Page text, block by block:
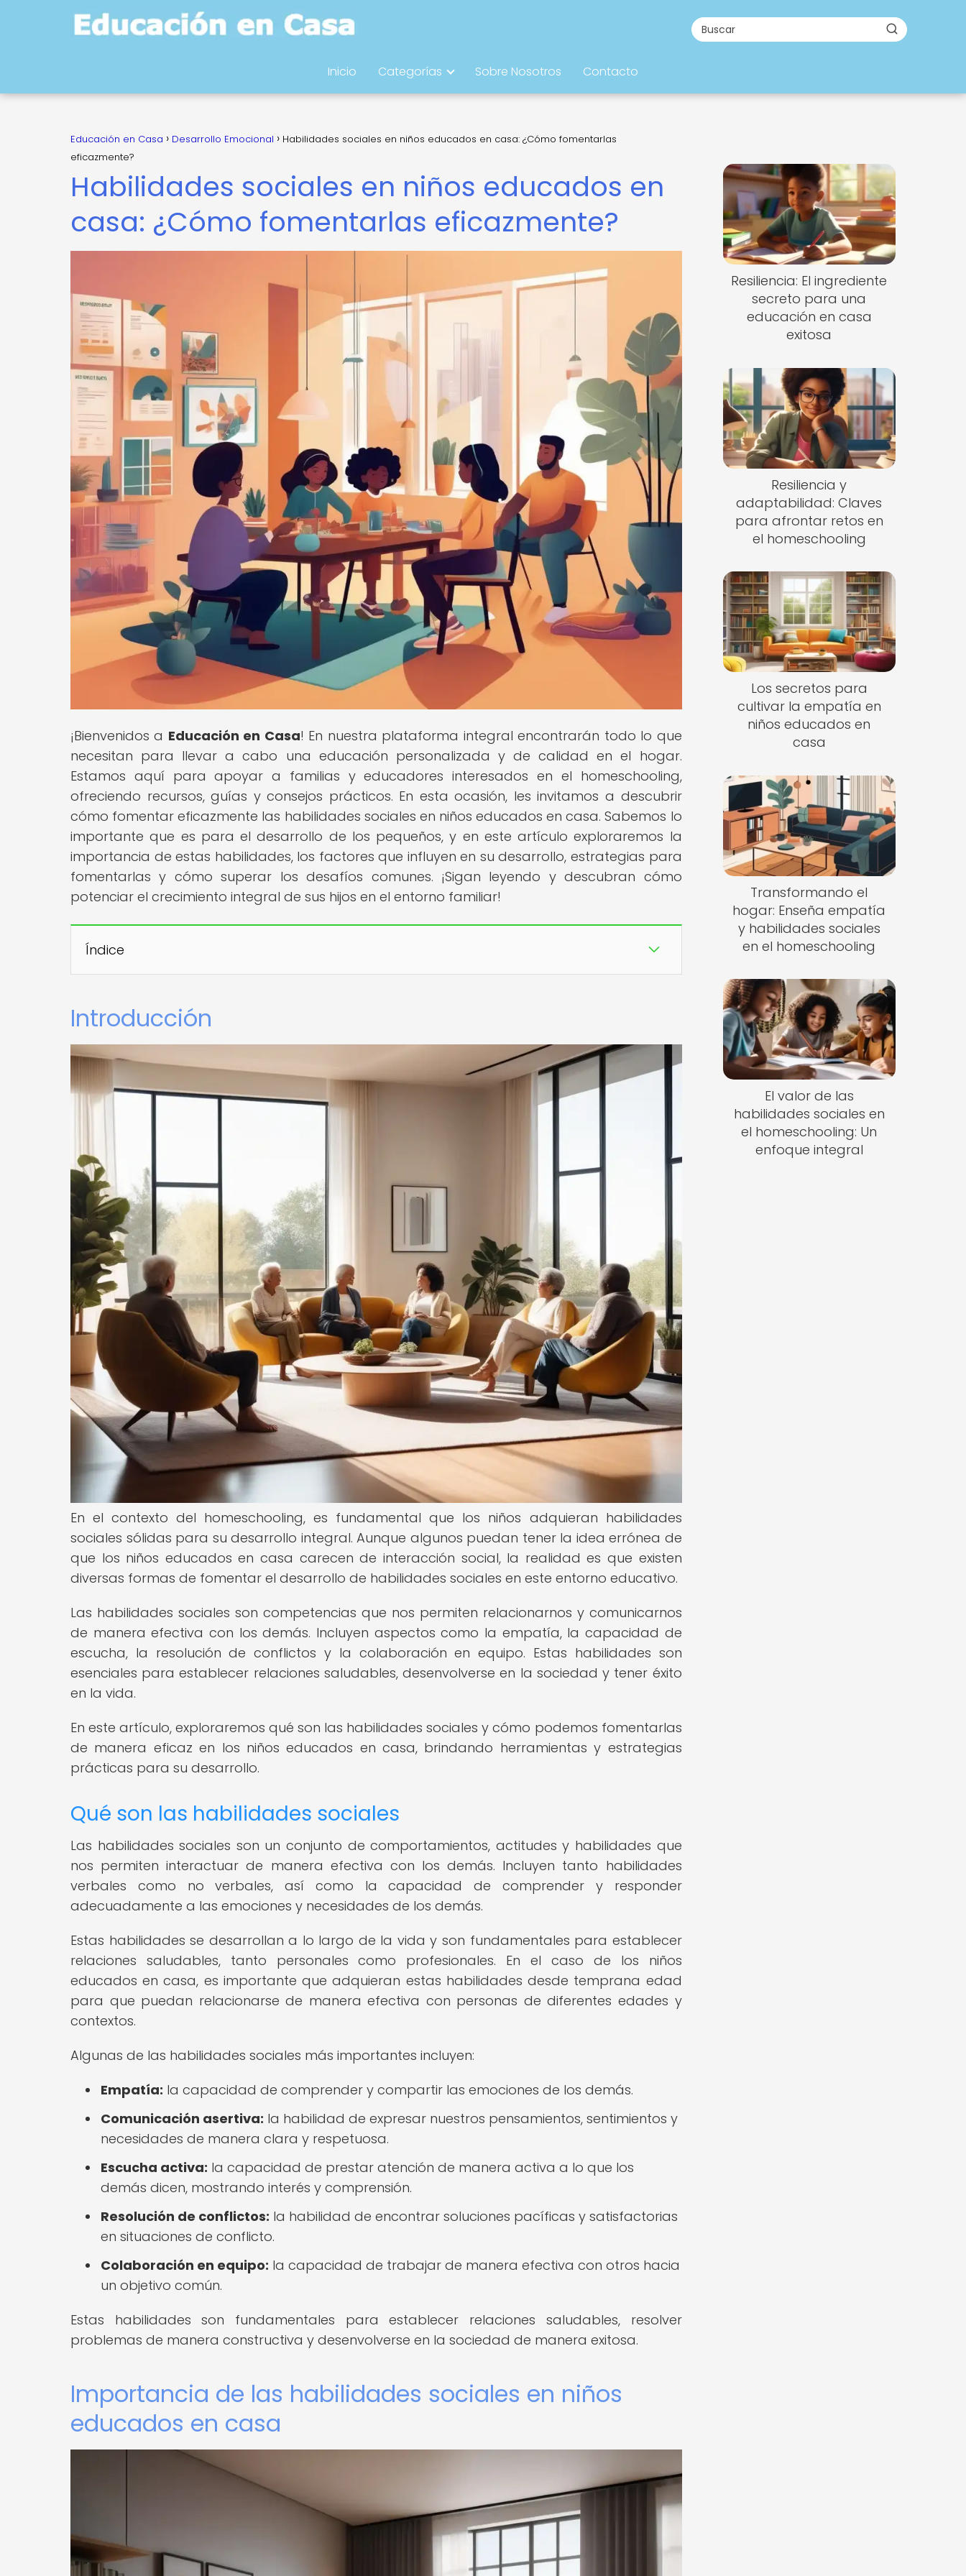
Inicio Categorías Sobre Nosotros Contacto
Educación en Casa Desarrollo Emocional
Habilidades sociales en niños educados en casa: ¿Cómo fomentarlas
eficazmente?
Habilidades sociales en niños educados en
casa: ¿Cómo fomentarlas eficazmente?
¡Bienvenidos a Educación en Casa! En nuestra plataforma integral encontrarán todo lo que
necesitan para llevar a cabo una educación personalizada y de calidad en el hogar.
Estamos aquí para apoyar a familias y educadores interesados en el homeschooling,
ofreciendo recursos, guías y consejos prácticos. En esta ocasión, les invitamos a descubrir
cómo fomentar eficazmente las habilidades sociales en niños educados en casa. Sabemos lo
importante que es para el desarrollo de los pequeños, y en este artículo exploraremos la
importancia de estas habilidades, los factores que influyen en su desarrollo, estrategias para
fomentarlas y cómo superar los desafíos comunes. ¡Sigan leyendo y descubran cómo
potenciar el crecimiento integral de sus hijos en el entorno familiar!
Índice
Introducción
En el contexto del homeschooling, es fundamental que los niños adquieran habilidades
sociales sólidas para su desarrollo integral. Aunque algunos puedan tener la idea errónea de
que los niños educados en casa carecen de interacción social, la realidad es que existen
diversas formas de fomentar el desarrollo de habilidades sociales en este entorno educativo.
Las habilidades sociales son competencias que nos permiten relacionarnos y comunicarnos
de manera efectiva con los demás. Incluyen aspectos como la empatía, la capacidad de
escucha, la resolución de conflictos y la colaboración en equipo. Estas habilidades son
esenciales para establecer relaciones saludables, desenvolverse en la sociedad y tener éxito
en la vida.
En este artículo, exploraremos qué son las habilidades sociales y cómo podemos fomentarlas
de manera eficaz en los niños educados en casa, brindando herramientas y estrategias
prácticas para su desarrollo.
Qué son las habilidades sociales
Las habilidades sociales son un conjunto de comportamientos, actitudes y habilidades que
nos permiten interactuar de manera efectiva con los demás. Incluyen tanto habilidades
verbales como no verbales, así como la capacidad de comprender y responder
adecuadamente a las emociones y necesidades de los demás.
Estas habilidades se desarrollan a lo largo de la vida y son fundamentales para establecer
relaciones saludables, tanto personales como profesionales. En el caso de los niños
educados en casa, es importante que adquieran estas habilidades desde temprana edad
para que puedan relacionarse de manera efectiva con personas de diferentes edades y
contextos.
Algunas de las habilidades sociales más importantes incluyen:
Empatía: la capacidad de comprender y compartir las emociones de los demás.
Comunicación asertiva: la habilidad de expresar nuestros pensamientos, sentimientos y
necesidades de manera clara y respetuosa.
Escucha activa: la capacidad de prestar atención de manera activa a lo que los
demás dicen, mostrando interés y comprensión.
Resolución de conflictos: la habilidad de encontrar soluciones pacíficas y satisfactorias
en situaciones de conflicto.
Colaboración en equipo: la capacidad de trabajar de manera efectiva con otros hacia
un objetivo común.
Estas habilidades son fundamentales para establecer relaciones saludables, resolver
problemas de manera constructiva y desenvolverse en la sociedad de manera exitosa.
Importancia de las habilidades sociales en niños
educados en casa
Resiliencia: El ingrediente
secreto para una
educación en casa
exitosa
Resiliencia y
adaptabilidad: Claves
para afrontar retos en
el homeschooling
Los secretos para
cultivar la empatía en
niños educados en
casa
Transformando el
hogar: Enseña empatía
y habilidades sociales
en el homeschooling
El valor de las
habilidades sociales en
el homeschooling: Un
enfoque integral